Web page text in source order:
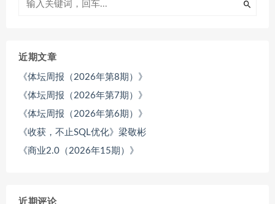
近期文章
《体坛周报（2026年第8期）》
《体坛周报（2026年第7期）》
《体坛周报（2026年第6期）》
《收获，不止SQL优化》梁敬彬
《商业2.0（2026年15期）》
近期评论